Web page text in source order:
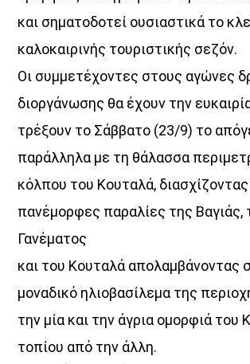
Όταν τα μικρόφωνα ξεκουράζονται…
η μουσική παίρνει τον λόγο.
Ο Aegean Voice 107.5 συνεχίζει να σας
και μουσικές επιλογές για κάθε στιγμή της
Χαλαρώστε, ταξιδέψτε, ανεβάστε ένταση
και μείνετε συντονισμένοι στη συχνότητα
που έχει πάντα κάτι όμορφο να ακουστεί.
Aegean Voice 107.5 τον ραδιοφωνικό
Ένωσης Αγροτικών Συναιτερισμών Νάξου
Discover More
και σηματοδοτεί ουσιαστικά το
καλοκαιρινής τουριστικής σεζόν.
Οι συμμετέχοντες στους αγώνες
διοργάνωσης θα έχουν την
τρέξουν το Σάββατο (23/9) το
παράλληλα με τη θάλασσα
κόλπου του Κουταλά, διασχίζοντας
πανέμορφες παραλίες της Βαγιάς,
Γανέματος
και του Κουταλά απολαμβάνοντας
μοναδικό ηλιοβασίλεμα της
την μία και την άγρια ομορφιά του
τοπίου από την άλλη.